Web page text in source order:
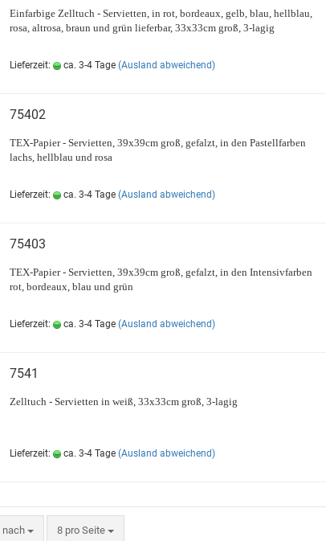
Einfarbige Zelltuch - Servietten, in rot, bordeaux, gelb, blau, hellblau,
rosa, altrosa, braun und grün lieferbar, 33x33cm groß, 3-lagig
Lieferzeit: ca. 3-4 Tage (Ausland abweichend)
75402
TEX-Papier - Servietten, 39x39cm groß, gefalzt, in den Pastellfarben
lachs, hellblau und rosa
Lieferzeit: ca. 3-4 Tage (Ausland abweichend)
75403
TEX-Papier - Servietten, 39x39cm groß, gefalzt, in den Intensivfarben
rot, bordeaux, blau und grün
Lieferzeit: ca. 3-4 Tage (Ausland abweichend)
7541
Zelltuch - Servietten in weiß, 33x33cm groß, 3-lagig
Lieferzeit: ca. 3-4 Tage (Ausland abweichend)
nach 8 pro Seite